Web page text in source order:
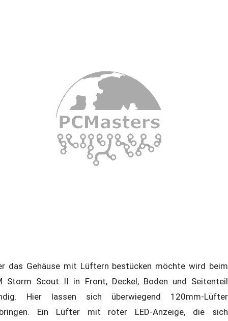
das Gehäuse mit Lüftern bestücken möchte wird beim
Storm Scout II in Front, Deckel, Boden und Seitenteil
Hier lassen sich überwiegend 120mm-Lüfter
Ein Lüfter mit roter LED-Anzeige, die sich